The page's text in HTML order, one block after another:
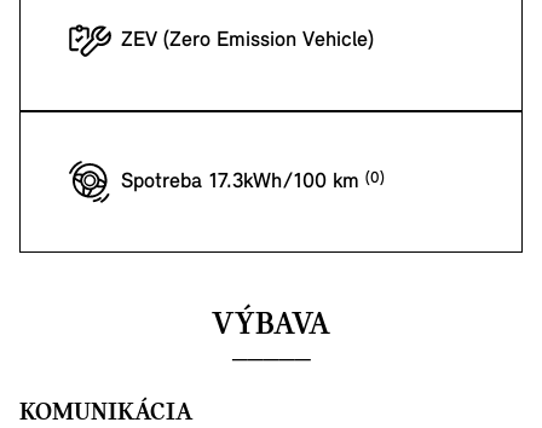
ZEV (Zero Emission Vehicle)
Spotreba 17.3kWh/100 km
VÝBAVA
KOMUNIKÁCIA